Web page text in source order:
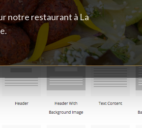
notre restaurant à La